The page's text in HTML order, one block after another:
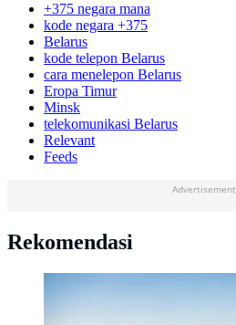
+375 negara mana
kode negara +375
Belarus
kode telepon Belarus
cara menelepon Belarus
Eropa Timur
Minsk
telekomunikasi Belarus
Relevant
Feeds
Advertisement
Rekomendasi